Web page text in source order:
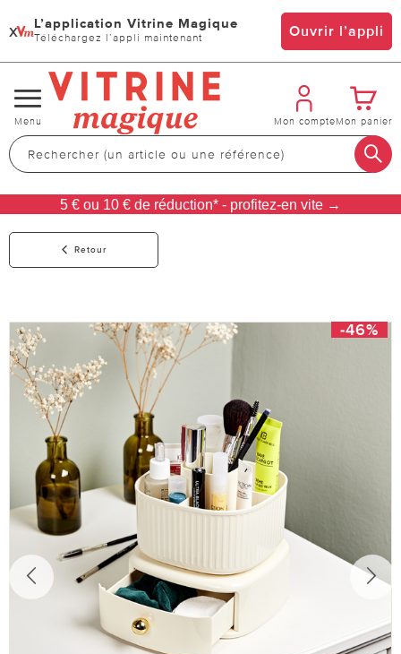
x L’application Vitrine Magique
Téléchargez l’appli maintenant Ouvrir l’appli
Changer
de
navigation
Menu Mon compteMon panier
5 € ou 10 € de réduction* - profitez-en vite →
Retour
-46%